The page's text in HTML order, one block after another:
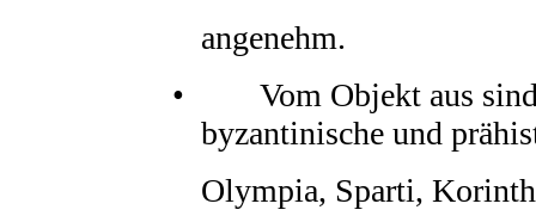
angenehm.
• Vom Objekt aus sind
byzantinische und
Olympia, Sparti,